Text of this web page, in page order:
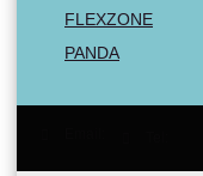
FLEXZONE
PANDA